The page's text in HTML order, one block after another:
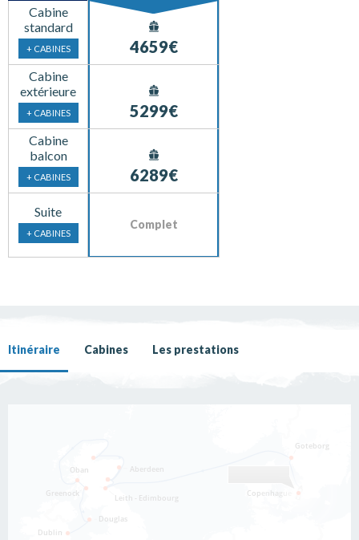
Cabine
standard
+ CABINES
Cabine
extérieure
+ CABINES
Cabine
balcon
+ CABINES
Suite
+ CABINES
4659€
5299€
6289€
Complet
Itinéraire Cabines Les prestations